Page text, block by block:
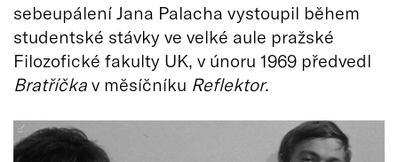
sebeupálení Jana Palacha vystoupil během
studentské stávky ve velké aule pražské
Filozofické fakulty UK, v únoru 1969 předvedl
Bratříčka v měsíčníku Reflektor.